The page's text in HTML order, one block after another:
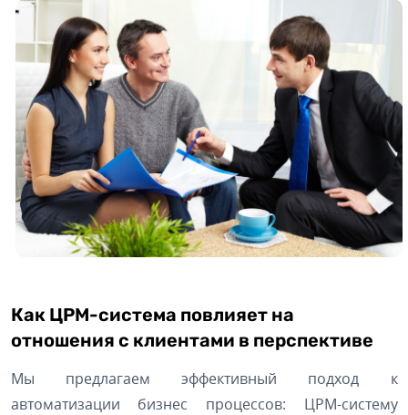
Как ЦРМ-система повлияет на
отношения с клиентами в перспективе
Мы предлагаем эффективный подход к
автоматизации бизнес процессов: ЦРМ-систему